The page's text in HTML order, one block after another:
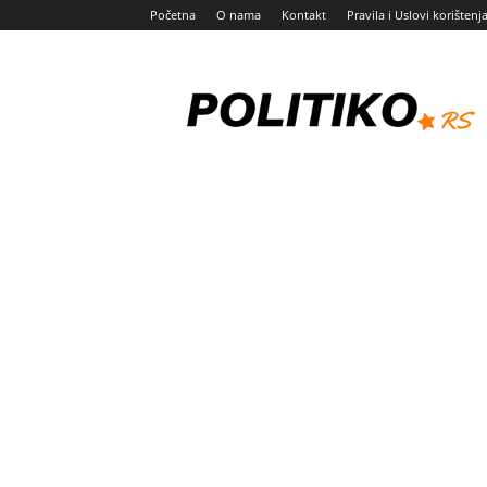
Početna O nama Kontakt Pravila i Uslovi korištenja